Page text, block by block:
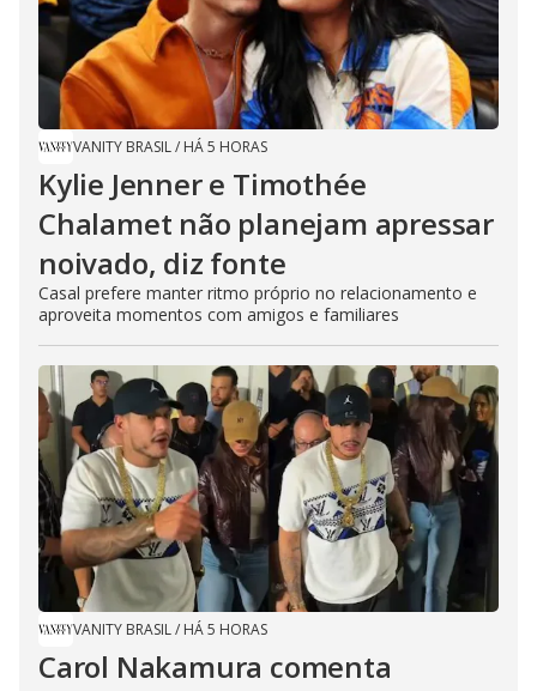
VANITY BRASIL/ HÁ 5 HORAS
Kylie Jenner e Timothée
Chalamet não planejam apressar
noivado, diz fonte
Casal prefere manter ritmo próprio no relacionamento e
aproveita momentos com amigos e familiares
VANITY BRASIL/ HÁ 5 HORAS
Carol Nakamura comenta